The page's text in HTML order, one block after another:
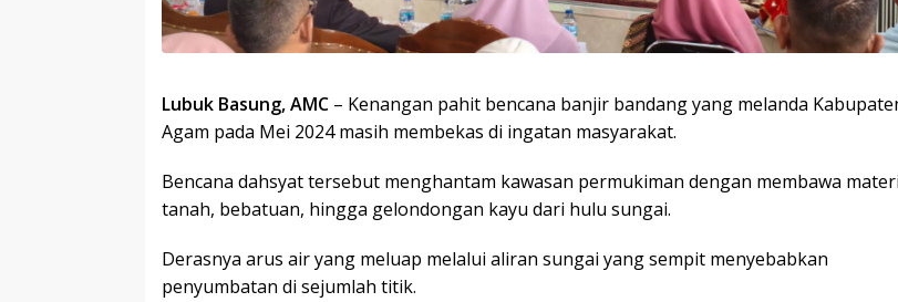
Lubuk Basung, AMC – Kenangan pahit bencana banjir bandang yang melanda
Agam pada Mei 2024 masih membekas di ingatan masyarakat.
Bencana dahsyat tersebut menghantam kawasan permukiman dengan membawa
tanah, bebatuan, hingga gelondongan kayu dari hulu sungai.
Derasnya arus air yang meluap melalui aliran sungai yang sempit menyebabkan
penyumbatan di sejumlah titik.